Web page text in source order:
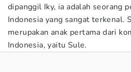
dipanggil Iky, ia adalah seorang
Indonesia yang sangat terkenal.
merupakan anak pertama dari
Indonesia, yaitu Sule.